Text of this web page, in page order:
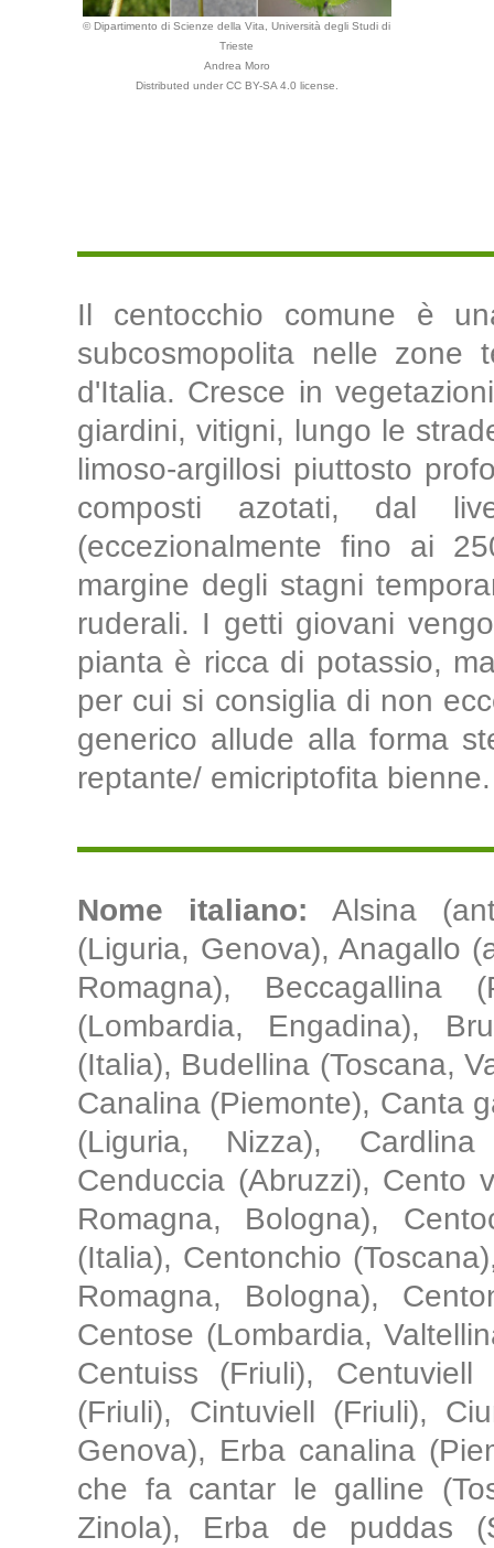
© Dipartimento di Scienze della Vita, Università degli Studi di
Trieste
Andrea Moro
Distributed under CC BY-SA 4.0 license.
Il centocchio comune è
subcosmopolita nelle zone
d'Italia. Cresce in
giardini, vitigni, lungo le
limoso-argillosi piuttosto
composti azotati, dal
(eccezionalmente fino ai
margine degli stagni
ruderali. I getti giovani
pianta è ricca di potassio,
per cui si consiglia di non
generico allude alla forma
reptante/ emicriptofita
Nome italiano:Alsina
(Liguria, Genova), Anagallo
Romagna),
(Lombardia, Engadina),
(Italia), Budellina (Toscana,
Canalina (Piemonte), Canta
(Liguria, Nizza),
Cenduccia (Abruzzi), Cento
Romagna, Bologna),
(Italia), Centonchio
Romagna, Bologna),
Centose (Lombardia,
Centuiss (Friuli),
(Friuli), Cintuviell (Friuli),
Genova), Erba canalina
che fa cantar le galline
Zinola), Erba de puddas